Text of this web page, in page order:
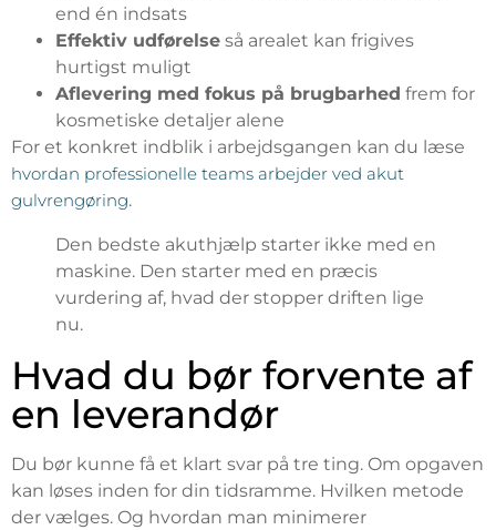
end én indsats
Effektiv udførelse så arealet kan frigives
hurtigst muligt
Aflevering med fokus på brugbarhed frem for
kosmetiske detaljer alene
For et konkret indblik i arbejdsgangen kan du læse
hvordan professionelle teams arbejder ved akut
gulvrengøring.
Den bedste akuthjælp starter ikke med en
maskine. Den starter med en præcis
vurdering af, hvad der stopper driften lige
nu.
Hvad du bør forvente af
en leverandør
Du bør kunne få et klart svar på tre ting. Om opgaven
kan løses inden for din tidsramme. Hvilken metode
der vælges. Og hvordan man minimerer